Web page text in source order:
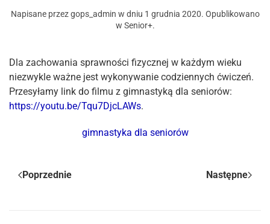
Napisane przezgops_admin w dniu 1 grudnia 2020. Opublikowano
w Senior+.
Dla zachowania sprawności fizycznej w każdym wieku
niezwykle ważne jest wykonywanie codziennych ćwiczeń.
Przesyłamy link do filmu z gimnastyką dla seniorów:
https://youtu.be/Tqu7DjcLAWs.
gimnastyka dla seniorów
Poprzednie Następne